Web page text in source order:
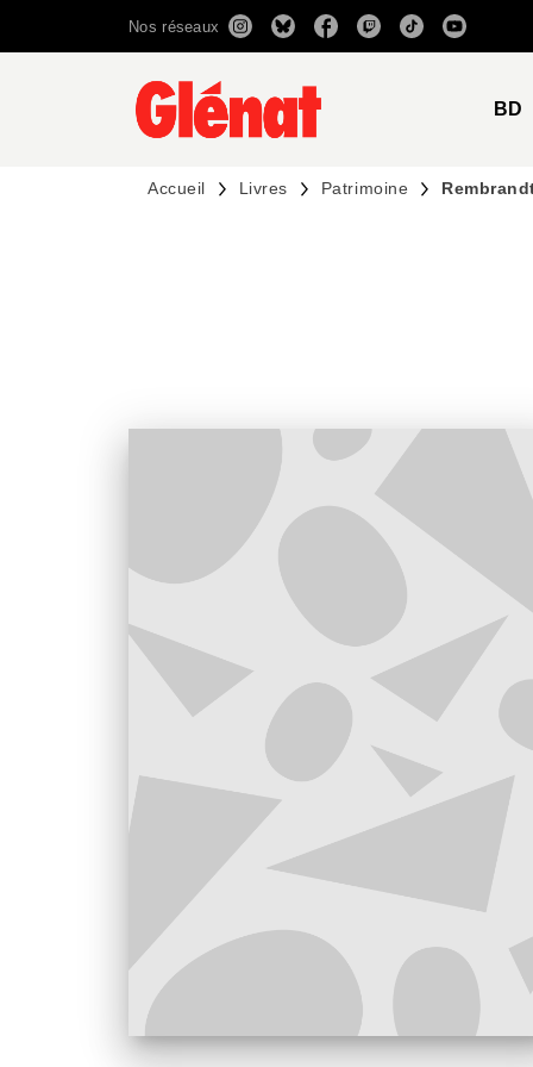
RECHERCHE CONTENU
Nos réseaux
BD
Accueil Livres Patrimoine